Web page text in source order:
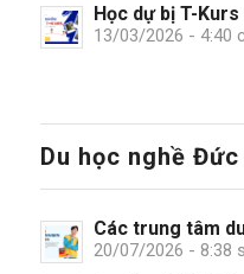
Học dự bị T-
13/03/2026 - 4:40
Du học nghề Đức
Các trung tâm
20/07/2026 - 8:38